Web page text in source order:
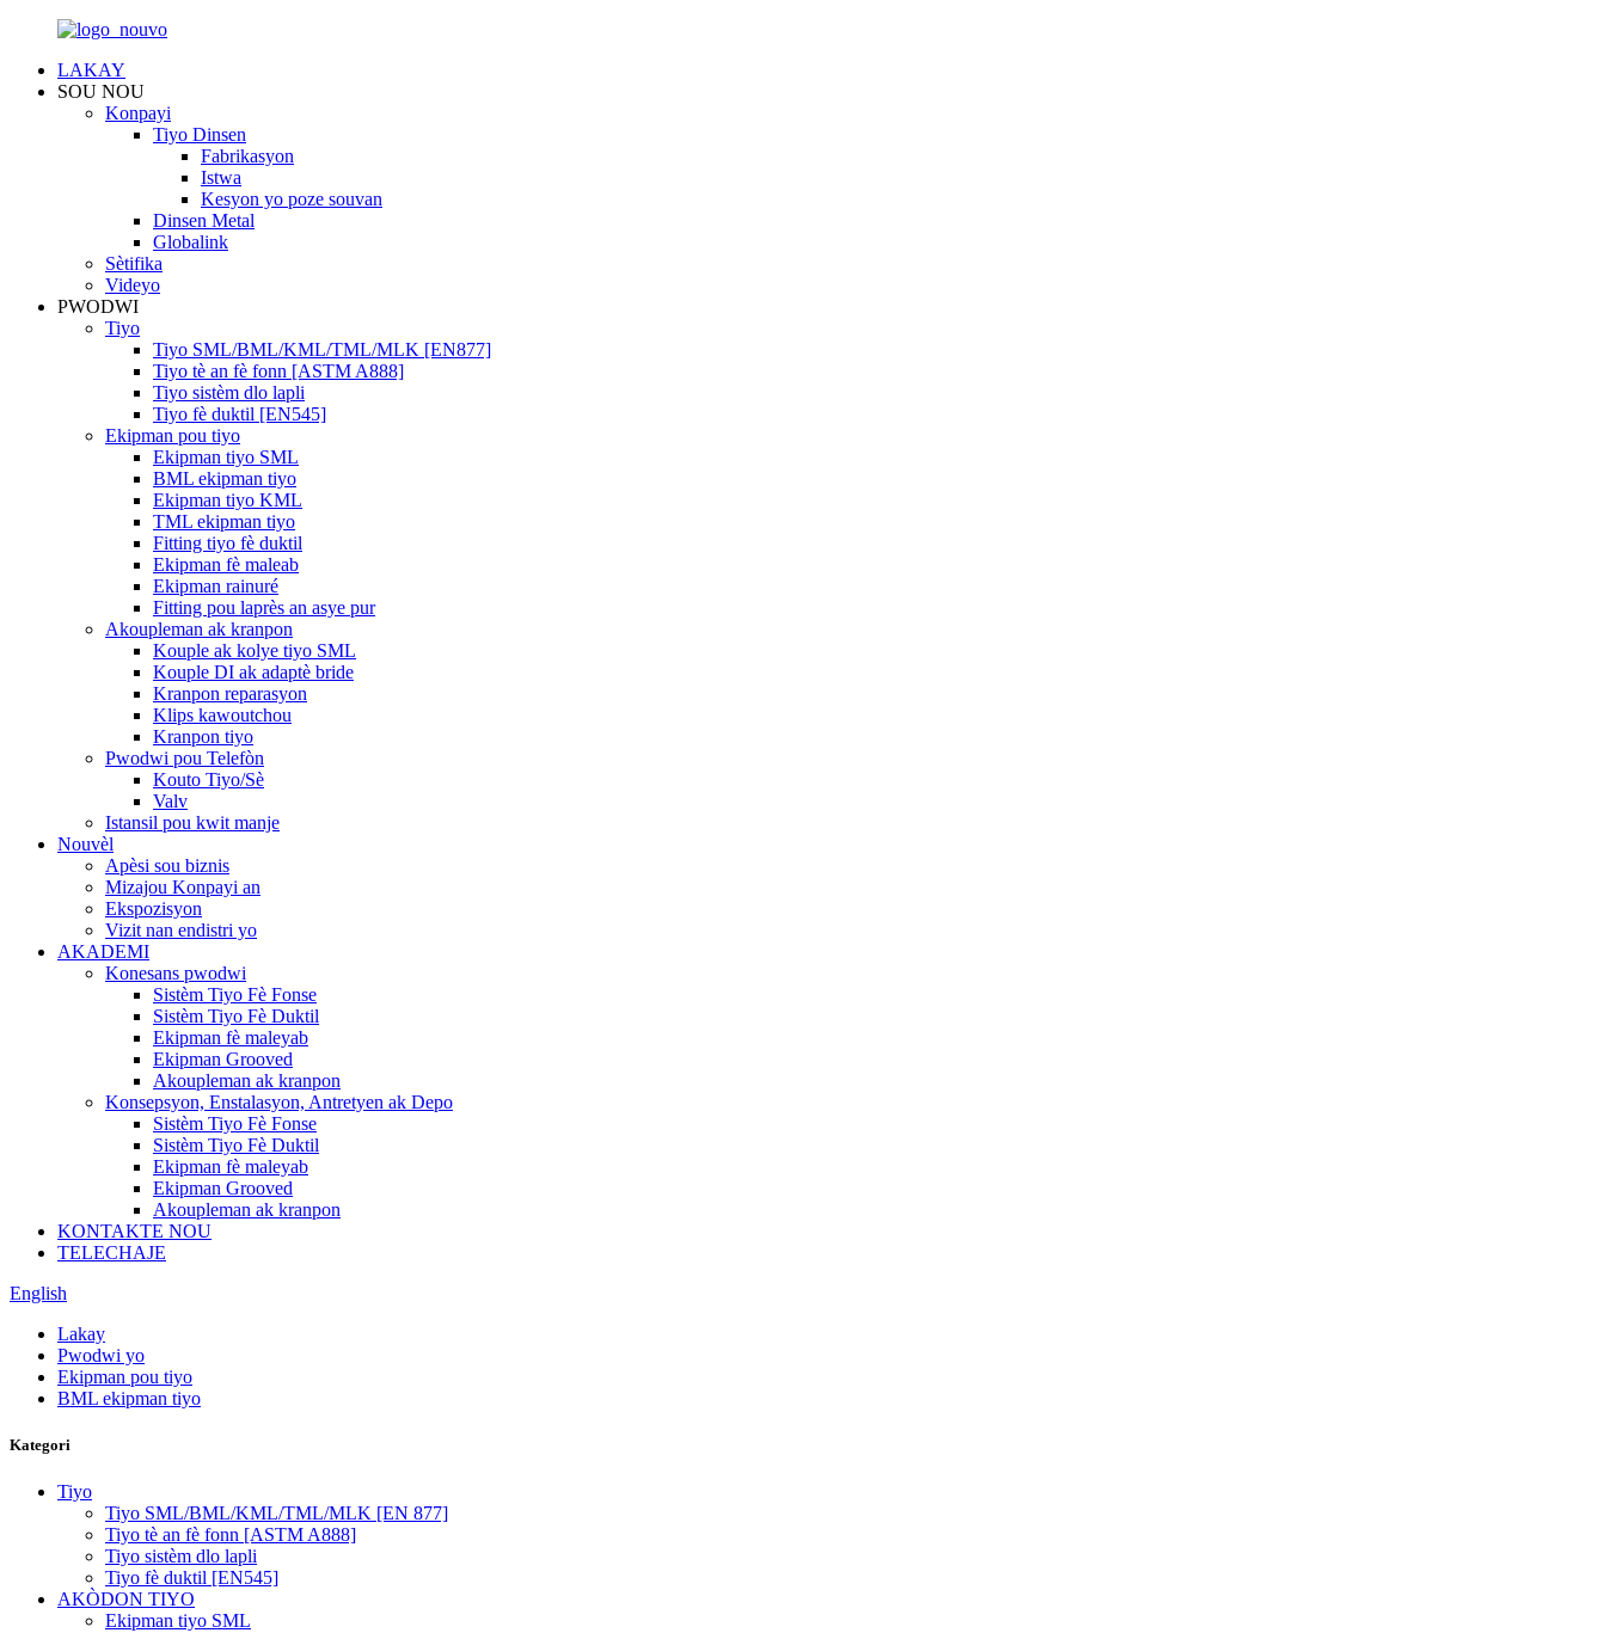
LAKAY
SOU NOU
Konpayi
Tiyo Dinsen
Fabrikasyon
Istwa
Kesyon yo poze souvan
Dinsen Metal
Globalink
Sètifika
Videyo
PWODWI
Tiyo
Tiyo SML/BML/KML/TML/MLK [EN877]
Tiyo tè an fè fonn [ASTM A888]
Tiyo sistèm dlo lapli
Tiyo fè duktil [EN545]
Ekipman pou tiyo
Ekipman tiyo SML
BML ekipman tiyo
Ekipman tiyo KML
TML ekipman tiyo
Fitting tiyo fè duktil
Ekipman fè maleab
Ekipman rainuré
Fitting pou laprès an asye pur
Akoupleman ak kranpon
Kouple ak kolye tiyo SML
Kouple DI ak adaptè bride
Kranpon reparasyon
Klips kawoutchou
Kranpon tiyo
Pwodwi pou Telefòn
Kouto Tiyo/Sè
Valv
Istansil pou kwit manje
Nouvèl
Apèsi sou biznis
Mizajou Konpayi an
Ekspozisyon
Vizit nan endistri yo
AKADEMI
Konesans pwodwi
Sistèm Tiyo Fè Fonse
Sistèm Tiyo Fè Duktil
Ekipman fè maleyab
Ekipman Grooved
Akoupleman ak kranpon
Konsepsyon, Enstalasyon, Antretyen ak Depo
Sistèm Tiyo Fè Fonse
Sistèm Tiyo Fè Duktil
Ekipman fè maleyab
Ekipman Grooved
Akoupleman ak kranpon
KONTAKTE NOU
TELECHAJE
English
Lakay
Pwodwi yo
Ekipman pou tiyo
BML ekipman tiyo
Kategori
Tiyo
Tiyo SML/BML/KML/TML/MLK [EN 877]
Tiyo tè an fè fonn [ASTM A888]
Tiyo sistèm dlo lapli
Tiyo fè duktil [EN545]
AKÒDON TIYO
Ekipman tiyo SML